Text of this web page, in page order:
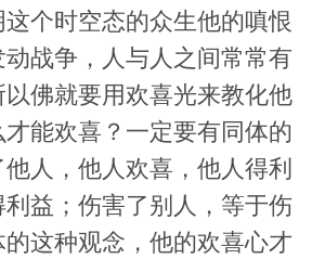
个时空态的众生他的嗔恨
战争，人与人之间常常有
佛就要用欢喜光来教化他
能欢喜？一定要有同体的
人，他人欢喜，他人得利
益；伤害了别人，等于伤
这种观念，他的欢喜心才